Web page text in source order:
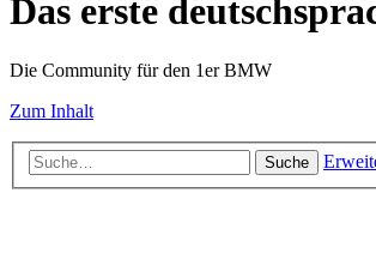
Das erste
Die Community für den 1er BMW
Zum Inhalt
Suche